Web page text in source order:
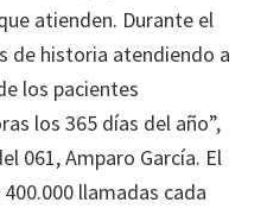
atienden. Durante el
de historia atendiendo a
los pacientes
los 365 días del año”,
061, Amparo García. El
llamadas cada